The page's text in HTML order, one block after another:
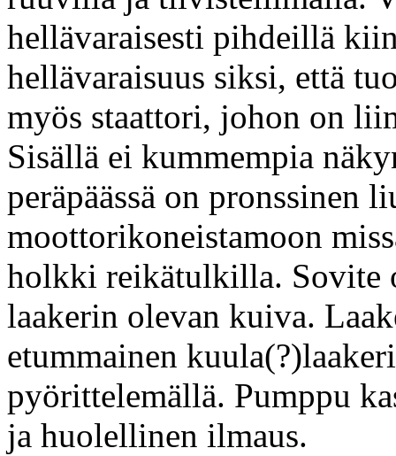
hellävaraisesti pihdeillä
hellävaraisuus siksi, että
myös staattori, johon on
Sisällä ei kummempia
peräpäässä on
moottorikoneistamoon
holkki reikätulkilla. Sovite
laakerin olevan kuiva.
etummainen
pyörittelemällä. Pumppu
ja huolellinen ilmaus.